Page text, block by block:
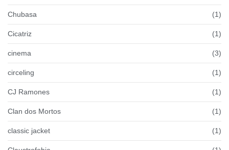
Chubasa (1)
Cicatriz (1)
cinema (3)
circeling (1)
CJ Ramones (1)
Clan dos Mortos (1)
classic jacket (1)